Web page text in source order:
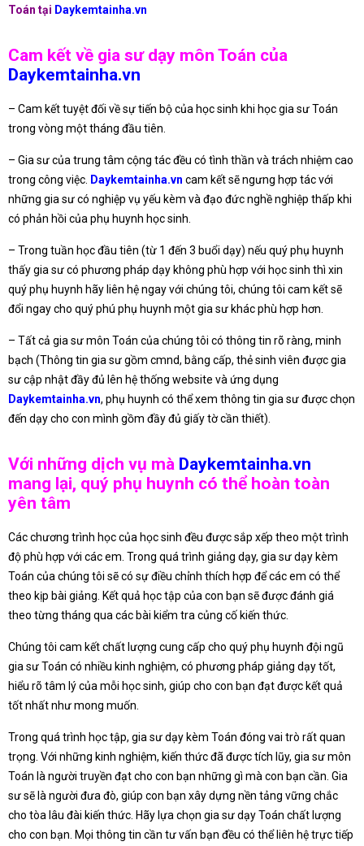
Toán tại Daykemtainha.vn
Cam kết về gia sư dạy môn Toán của
Daykemtainha.vn
– Cam kết tuyệt đối về sự tiến bộ của học sinh khi học gia sư Toán
trong vòng một tháng đầu tiên.
– Gia sư của trung tâm cộng tác đều có tình thần và trách nhiệm cao
trong công việc. Daykemtainha.vn cam kết sẽ ngưng hợp tác với
những gia sư có nghiệp vụ yếu kèm và đạo đức nghề nghiệp thấp khi
có phản hồi của phụ huynh học sinh.
– Trong tuần học đầu tiên (từ 1 đến 3 buổi dạy) nếu quý phụ huynh
thấy gia sư có phương pháp dạy không phù hợp với học sinh thì xin
quý phụ huynh hãy liên hệ ngay với chúng tôi, chúng tôi cam kết sẽ
đổi ngay cho quý phú phụ huynh một gia sư khác phù hợp hơn.
– Tất cả gia sư môn Toán của chúng tôi có thông tin rõ ràng, minh
bạch (Thông tin gia sư gồm cmnd, bằng cấp, thẻ sinh viên được gia
sư cập nhật đầy đủ lên hệ thống website và ứng dụng
Daykemtainha.vn, phụ huynh có thể xem thông tin gia sư được chọn
đến dạy cho con mình gồm đầy đủ giấy tờ cần thiết).
Với những dịch vụ mà Daykemtainha.vn
mang lại, quý phụ huynh có thể hoàn toàn
yên tâm
Các chương trình học của học sinh đều được sắp xếp theo một trình
độ phù hợp với các em. Trong quá trình giảng dạy, gia sư dạy kèm
Toán của chúng tôi sẽ có sự điều chỉnh thích hợp để các em có thể
theo kịp bài giảng. Kết quả học tập của con bạn sẽ được đánh giá
theo từng tháng qua các bài kiểm tra củng cố kiến thức.
Chúng tôi cam kết chất lượng cung cấp cho quý phụ huynh đội ngũ
gia sư Toán có nhiều kinh nghiệm, có phương pháp giảng dạy tốt,
hiểu rõ tâm lý của mỗi học sinh, giúp cho con bạn đạt được kết quả
tốt nhất như mong muốn.
Trong quá trình học tập, gia sư dạy kèm Toán đóng vai trò rất quan
trọng. Với những kinh nghiệm, kiến thức đã được tích lũy, gia sư môn
Toán là người truyền đạt cho con bạn những gì mà con bạn cần. Gia
sư sẽ là người đưa đò, giúp con bạn xây dựng nền tảng vững chắc
cho tòa lâu đài kiến thức. Hãy lựa chọn gia sư dạy Toán chất lượng
cho con bạn. Mọi thông tin cần tư vấn bạn đều có thể liên hệ trực tiếp